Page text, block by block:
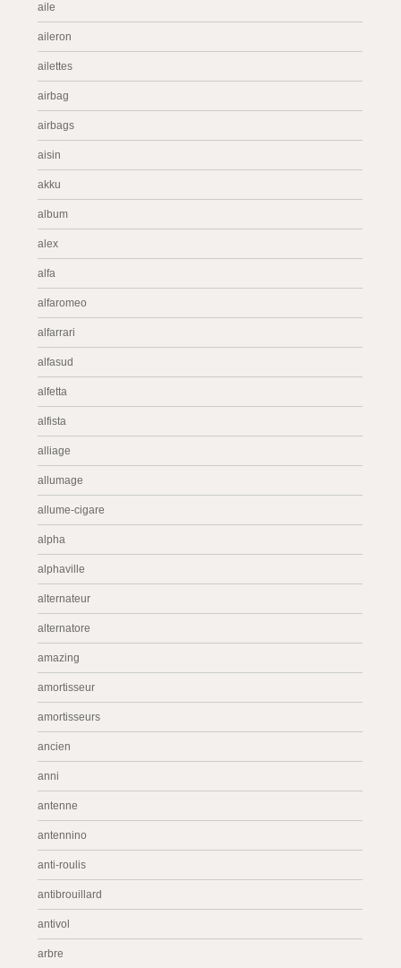
aile
aileron
ailettes
airbag
airbags
aisin
akku
album
alex
alfa
alfaromeo
alfarrari
alfasud
alfetta
alfista
alliage
allumage
allume-cigare
alpha
alphaville
alternateur
alternatore
amazing
amortisseur
amortisseurs
ancien
anni
antenne
antennino
anti-roulis
antibrouillard
antivol
arbre